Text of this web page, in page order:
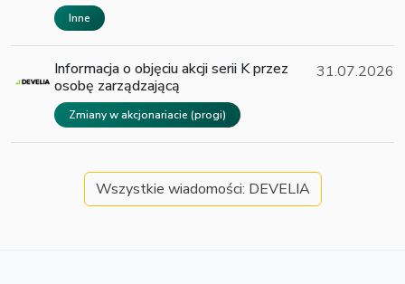
Inne
Informacja o objęciu akcji serii K przez
osobę zarządzającą
Zmiany w akcjonariacie (progi)
31.07.2026
Wszystkie wiadomości: DEVELIA